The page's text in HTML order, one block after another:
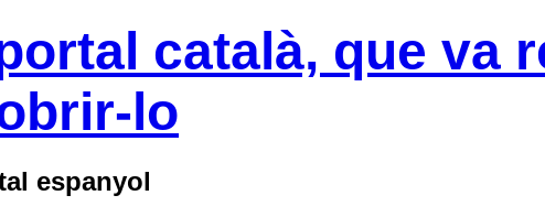
català, que va
lo
espanyol